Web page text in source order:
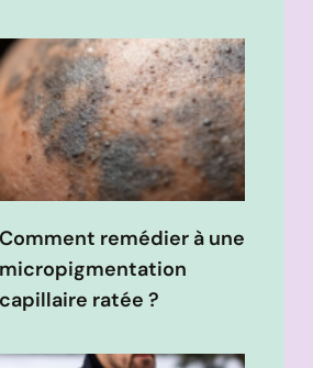
Comment remédier à une
micropigmentation
capillaire ratée ?